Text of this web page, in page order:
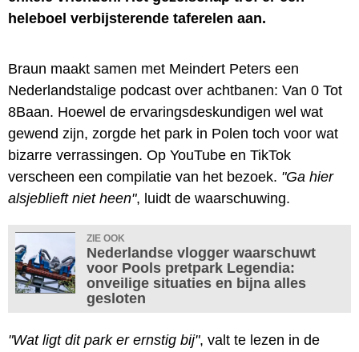
heleboel verbijsterende taferelen aan.
Braun maakt samen met Meindert Peters een
Nederlandstalige podcast over achtbanen: Van 0 Tot
8Baan. Hoewel de ervaringsdeskundigen wel wat
gewend zijn, zorgde het park in Polen toch voor wat
bizarre verrassingen. Op YouTube en TikTok
verscheen een compilatie van het bezoek. "Ga hier
alsjeblieft niet heen", luidt de waarschuwing.
ZIE OOK
Nederlandse vlogger waarschuwt
voor Pools pretpark Legendia:
onveilige situaties en bijna alles
gesloten
"Wat ligt dit park er ernstig bij", valt te lezen in de